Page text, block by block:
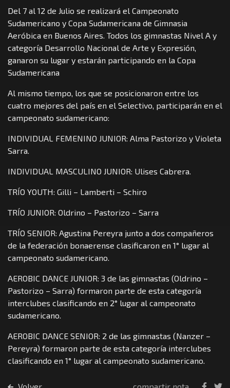
Del 7 al 12 de Julio se realizará el Campeonato
Sudamericano y Copa Sudamericana de Gimnasia
Aeróbica en Buenos Aires. Todos los gimnastas Nivel A y
categoría Desarrollo Nacional de Arte y Expresión,
ganaron su lugar y estarán participando en la Copa
Sudamericana
Al mismo tiempo, los que se posicionaron entre los
cuatro mejores del país en el Selectivo, participarán en el
campeonato sudamericano:
INDIVIDUAL FEMENINO JUNIOR: Alma Pastorizo y Violeta
Sarra.
INDIVIDUAL MASCULINO JUNIOR: Ulises Cabrera.
TRÍO YOUTH: Gilli – Lamberti – Schiro
TRÍO JUNIOR: Oldrino – Pastorizo – Sarra
TRÍO SENIOR: Agustina Pereyra junto a dos compañeros
de la federación bonaerense clasificaron en 1° lugar al
campeonato sudamericano.
AEROBIC DANCE JUNIOR: 3 de las gimnastas (Oldrino –
Pastorizo – Sarra) formaron parte de esta categoría
interclubes clasificando en 2° lugar al campeonato
sudamericano.
AEROBIC DANCE SENIOR: 2 de las gimnastas (Nanzer –
Pereyra) formaron parte de esta categoría interclubes
clasificando en 1° lugar al campeonato sudamericano.